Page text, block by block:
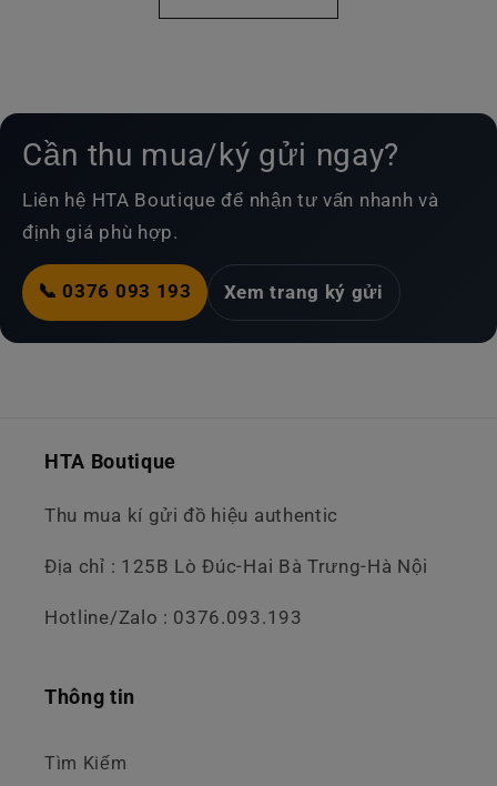
Cần thu mua/ký gửi ngay?
Liên hệ HTA Boutique để nhận tư vấn nhanh và
định giá phù hợp.
📞 0376 093 193 Xem trang ký gửi
HTA Boutique
Thu mua kí gửi đồ hiệu authentic
Địa chỉ : 125B Lò Đúc-Hai Bà Trưng-Hà Nội
Hotline/Zalo : 0376.093.193
Thông tin
Tìm Kiếm